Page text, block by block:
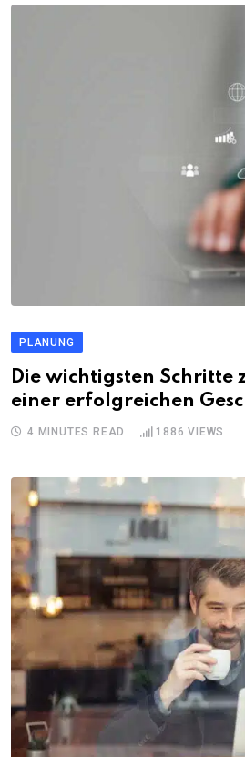
PLANUNG
Die wichtigsten Schritte
einer erfolgreichen
4 MINUTES READ 1886 VIEWS